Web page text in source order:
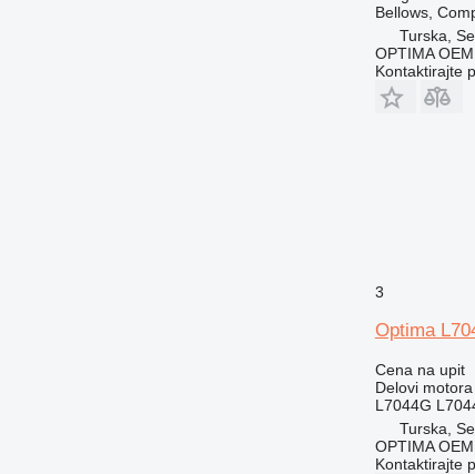
Bellows,
Turska,
OPTIMA
Kontaktirajte
3
Optima
Cena na upit
Delovi
L7044G
Turska,
OPTIMA
Kontaktirajte